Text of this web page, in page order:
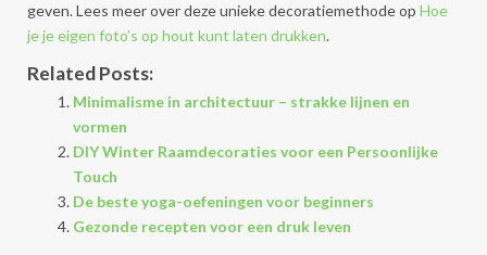
geven. Lees meer over deze unieke decoratiemethode op Hoe
je je eigen foto’s op hout kunt laten drukken.
Related Posts:
Minimalisme in architectuur – strakke lijnen en
vormen
DIY Winter Raamdecoraties voor een Persoonlijke
Touch
De beste yoga-oefeningen voor beginners
Gezonde recepten voor een druk leven